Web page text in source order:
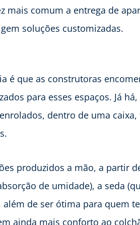
mais comum a entrega de
soluções customizadas.
é que as construtoras
para esses espaços. Já
dentro de uma
produzidos a mão, a partir
de umidade), a seda
de ser ótima para quem
ainda mais conforto ao